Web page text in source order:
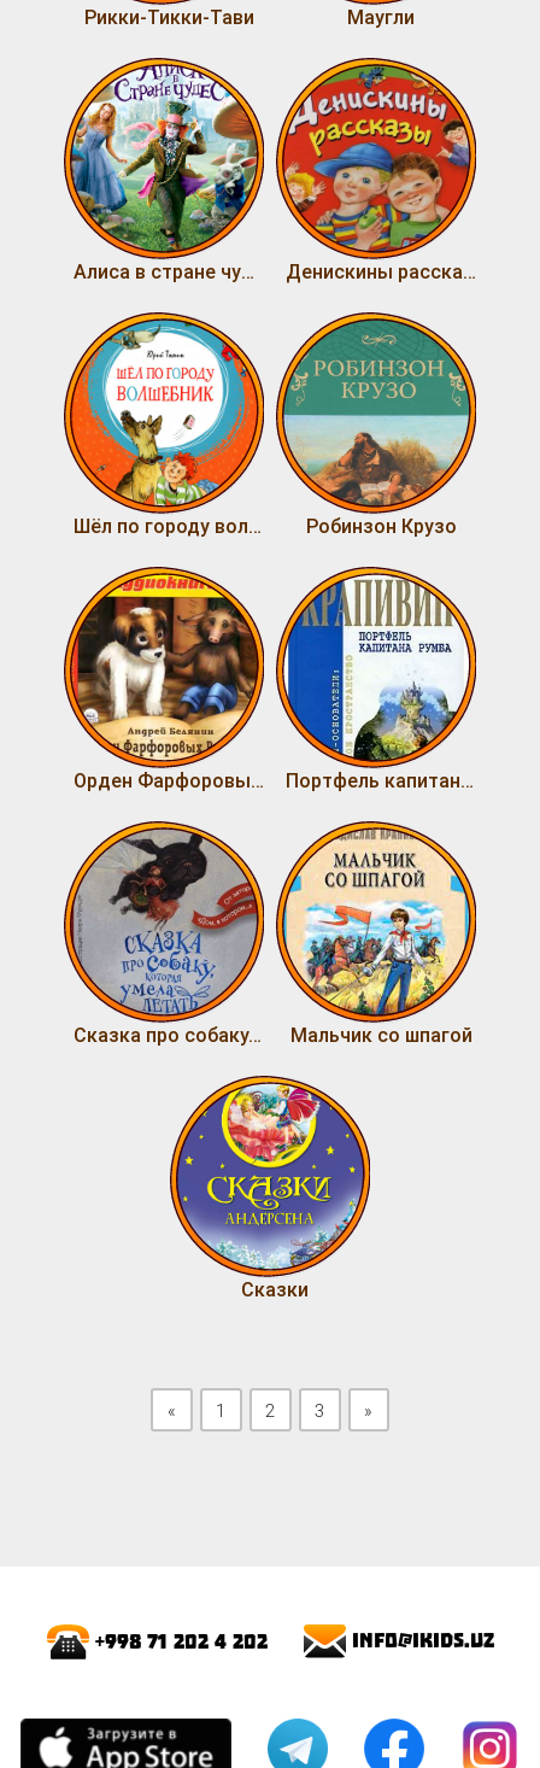
Рикки-Тикки-Тави Маугли
Алиса в стране чудес Денискины рассказы
Шёл по городу волшебник Робинзон Крузо
Орден Фарфоровых Рыцарей Портфель капитана Румба
Сказка про собаку, которая умела летать Мальчик со шпагой
Сказки
« Previous
1 2 3 »
+998 71 202 4 202 info@ikids.uz